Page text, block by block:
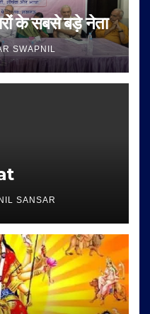
के सबसे बड़े नेता
SWAPNIL
SANSAR